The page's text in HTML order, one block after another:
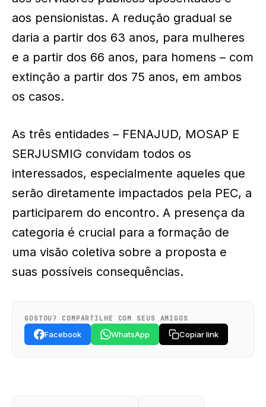
aos pensionistas. A redução gradual se
daria a partir dos 63 anos, para mulheres
e a partir dos 66 anos, para homens – com
extinção a partir dos 75 anos, em ambos
os casos.
As três entidades – FENAJUD, MOSAP E
SERJUSMIG convidam todos os
interessados, especialmente aqueles que
serão diretamente impactados pela PEC, a
participarem do encontro. A presença da
categoria é crucial para a formação de
uma visão coletiva sobre a proposta e
suas possíveis consequências.
GOSTOU? COMPARTILHE COM SEUS AMIGOS
Facebook WhatsApp Copiar link